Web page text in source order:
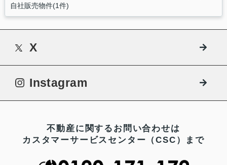
自社販売物件(1件)
X
Instagram
不動産に関するお問い合わせは
カスタマーサービスセンター（CSC）まで